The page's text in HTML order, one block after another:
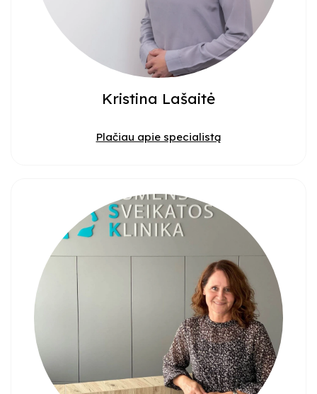
Kristina Lašaitė
Plačiau apie specialistą